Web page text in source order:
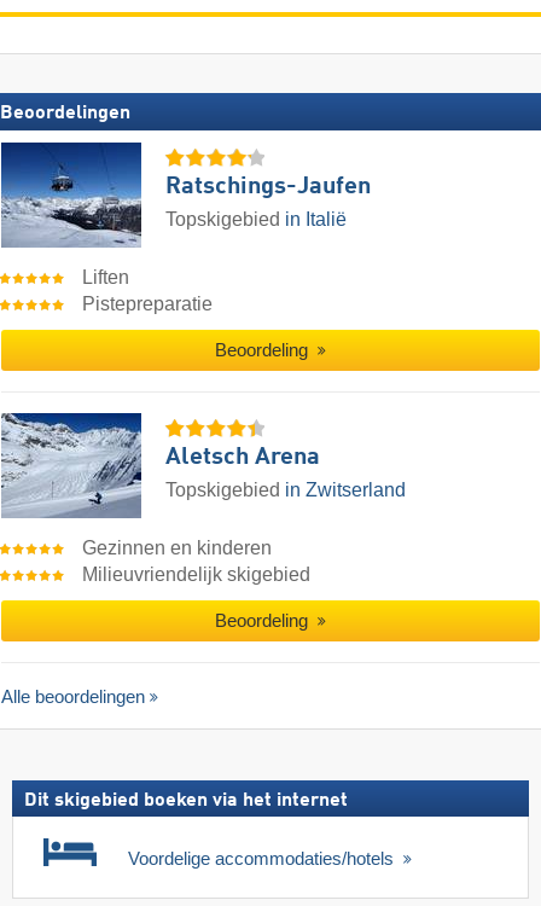
Beoordelingen
Ratschings-Jaufen
Topskigebied in Italië
Liften
Pistepreparatie
Beoordeling
Aletsch Arena
Topskigebied in Zwitserland
Gezinnen en kinderen
Milieuvriendelijk skigebied
Beoordeling
Alle beoordelingen
Dit skigebied boeken via het internet
Voordelige accommodaties/hotels